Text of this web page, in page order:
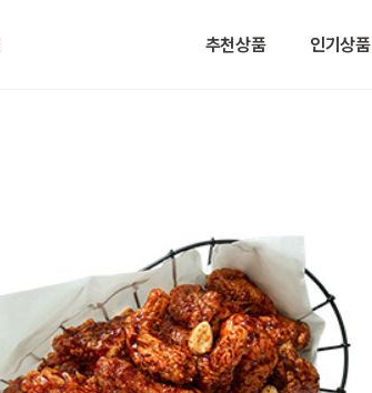
추천상품 인기상품